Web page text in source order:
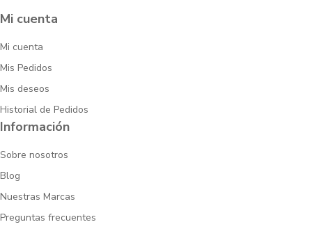
Mi cuenta
Mi cuenta
Mis Pedidos
Mis deseos
Historial de Pedidos
Información
Sobre nosotros
Blog
Nuestras Marcas
Preguntas frecuentes